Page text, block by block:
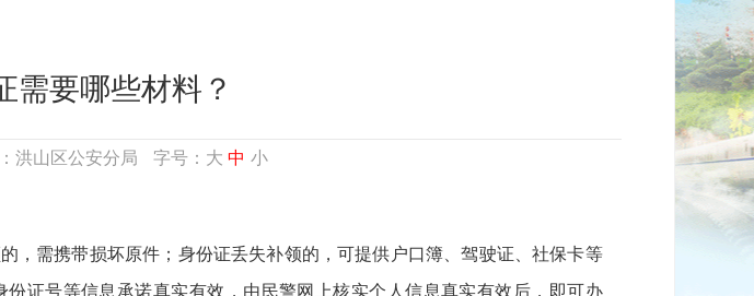
需要哪些材料？
洪山区公安分局 字号： 大 中 小
，需携带损坏原件；身份证丢失补领的，可提供户口簿、驾驶证、社保卡等
证号等信息承诺真实有效，由民警网上核实个人信息真实有效后，即可办